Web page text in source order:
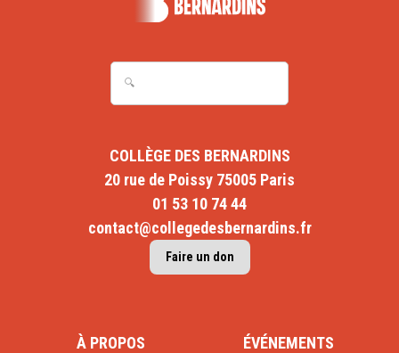
COLLÈGE DES BERNARDINS
20 rue de Poissy 75005 Paris
01 53 10 74 44
contact@collegedesbernardins.fr
Faire un don
À PROPOS ÉVÉNEMENTS